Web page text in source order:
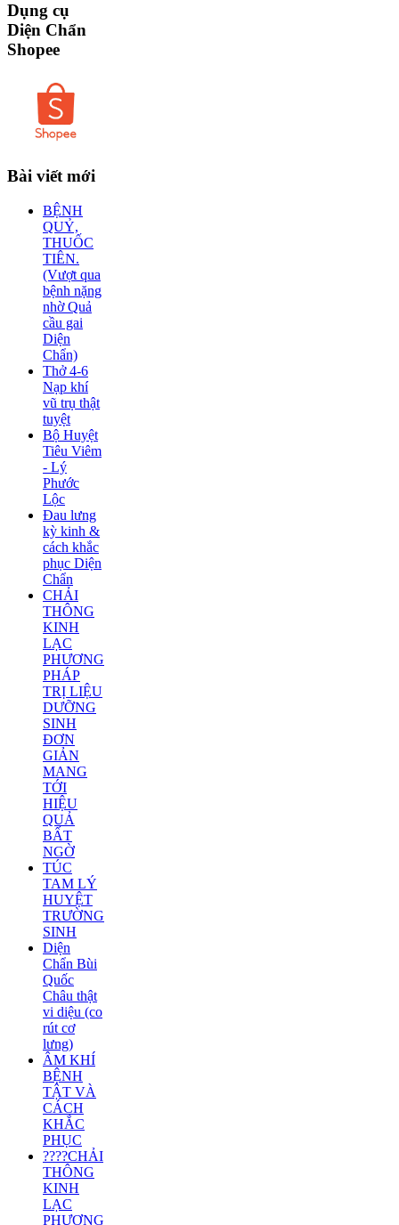
Dụng cụ
Diện Chẩn
Shopee
Bài viết mới
BỆNH
QUỶ,
THUỐC
TIÊN.
(Vượt qua
bệnh nặng
nhờ Quả
cầu gai
Diện
Chẩn)
Thở 4-6
Nạp khí
vũ trụ thật
tuyệt
Bộ Huyệt
Tiêu Viêm
- Lý
Phước
Lộc
Đau lưng
kỳ kinh &
cách khắc
phục Diện
Chẩn
CHẢI
THÔNG
KINH
LẠC
PHƯƠNG
PHÁP
TRỊ LIỆU
DƯỠNG
SINH
ĐƠN
GIẢN
MANG
TỚI
HIỆU
QUẢ
BẤT
NGỜ
TÚC
TAM LÝ
HUYỆT
TRƯỜNG
SINH
Diện
Chẩn Bùi
Quốc
Châu thật
vi diệu (co
rút cơ
lưng)
ÂM KHÍ
BỆNH
TẬT VÀ
CÁCH
KHẮC
PHỤC
????CHẢI
THÔNG
KINH
LẠC
PHƯƠNG